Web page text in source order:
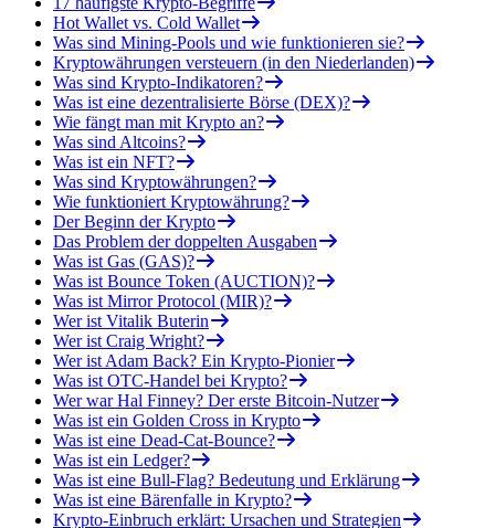
Hot Wallet vs. Cold Wallet
Was sind Mining-Pools und wie funktionieren sie?
Kryptowährungen versteuern (in den Niederlanden)
Was sind Krypto-Indikatoren?
Was ist eine dezentralisierte Börse (DEX)?
Wie fängt man mit Krypto an?
Was sind Altcoins?
Was ist ein NFT?
Was sind Kryptowährungen?
Wie funktioniert Kryptowährung?
Der Beginn der Krypto
Das Problem der doppelten Ausgaben
Was ist Gas (GAS)?
Was ist Bounce Token (AUCTION)?
Was ist Mirror Protocol (MIR)?
Wer ist Vitalik Buterin
Wer ist Craig Wright?
Wer ist Adam Back? Ein Krypto-Pionier
Was ist OTC-Handel bei Krypto?
Wer war Hal Finney? Der erste Bitcoin-Nutzer
Was ist ein Golden Cross in Krypto
Was ist eine Dead-Cat-Bounce?
Was ist ein Ledger?
Was ist eine Bull-Flag? Bedeutung und Erklärung
Was ist eine Bärenfalle in Krypto?
Krypto-Einbruch erklärt: Ursachen und Strategien